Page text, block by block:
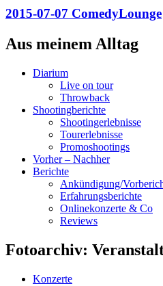
2015-07-07 ComedyLounge
Aus meinem Alltag
Diarium
Live on tour
Throwback
Shootingberichte
Shootingerlebnisse
Tourerlebnisse
Promoshootings
Vorher – Nachher
Berichte
Ankündigung/
Erfahrungsberichte
Onlinekonzerte & Co
Reviews
Fotoarchiv:
Konzerte